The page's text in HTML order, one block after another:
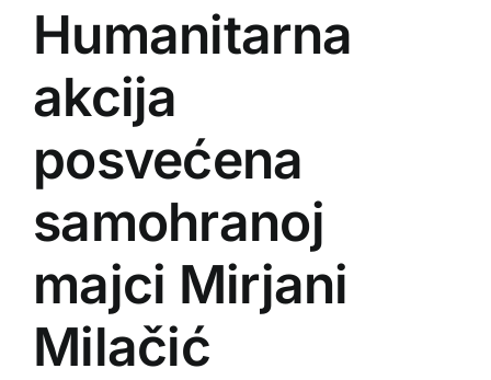
Humanitarna
akcija
posvećena
samohranoj
majci Mirjani
Milačić